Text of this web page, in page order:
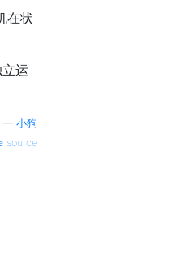
在状
运
小狗
source